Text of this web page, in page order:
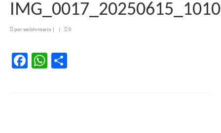
porsecbhrmario 0
Facebook
WhatsApp